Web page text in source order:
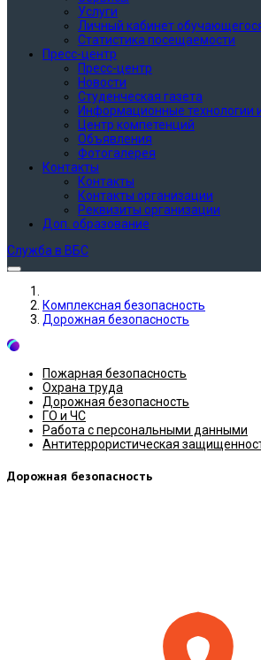
Услуги
Личный кабинет
Статистика посещаемости
Пресс-центр
Пресс-центр
Новости
Студенческая газета
Информационные технологии
Центр компетенций
Объявления
Фотогалерея
Контакты
Контакты
Контакты организации
Реквизиты организации
Доп. образование
Служба в ВБС
Комплексная безопасность
Дорожная безопасность
Пожарная безопасность
Охрана труда
Дорожная безопасность
ГО и ЧС
Работа с персональными данными
Антитеррористическая
Дорожная безопасность